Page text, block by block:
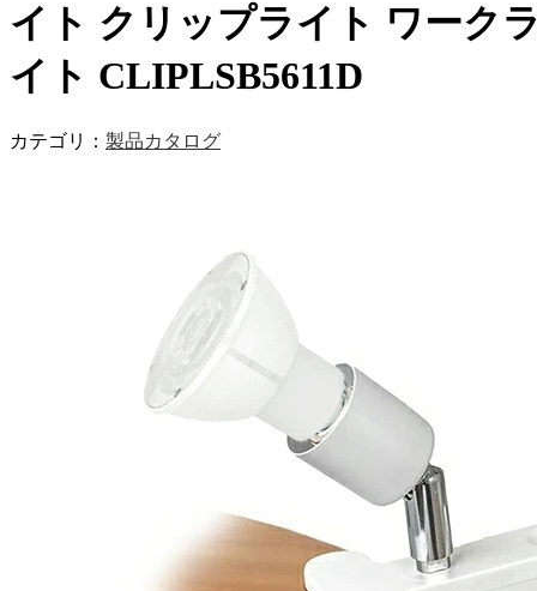
イト クリップライト ワーク
イト CLIPLSB5611D
カテゴリ： 製品カタログ